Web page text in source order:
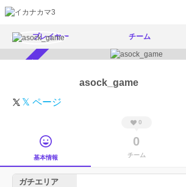
プレイヤー チーム
asock_game
𝕏 ページ
基本情報
0
0
チーム
ガチエリア